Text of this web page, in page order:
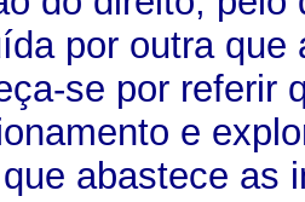
por outra que
se por referir
e
abastece as